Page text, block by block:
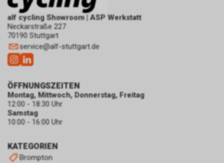
alf cycling Showroom | ASP Werkstatt
Neckarstraße 227
70190 Stuttgart
service@alf-stuttgart.de
KATEGORIEN
Brompton
ÖFFNUNGSZEITEN
Montag, Mittwoch, Donnerstag, Freitag
12:00 - 18:30 Uhr
Samstag
10:00 - 16:00 Uhr